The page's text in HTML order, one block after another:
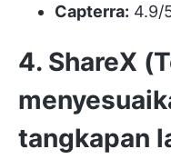
Capterra: 4.9/
4. ShareX
tangkapan